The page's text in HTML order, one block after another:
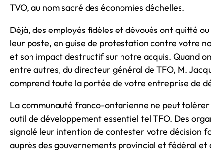
TVO, au nom sacré des économies déchelles.
Déjà, des employés fidèles et dévoués ont quitté
leur poste, en guise de protestation contre votre
et son impact destructif sur notre acquis. Quand
entre autres, du directeur général de TFO, M.
comprend toute la portée de votre entreprise de
La communauté franco-ontarienne ne peut
outil de développement essentiel tel TFO. Des
signalé leur intention de contester votre décision
auprès des gouvernements provincial et fédéral et